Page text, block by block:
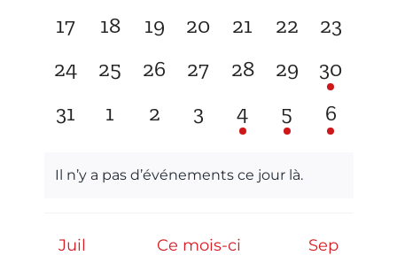
Kart Fun Trophy
Billetterie
Contact
0
17
0
18
0
19
0
20
0
21
0
22
0
23
0
24
0
25
0
26
0
27
0
évènement,
28
0
évènement,
29
1
30
0
31
0
1
0
évènement,
2
0
évènement,
3
1
évènement,
4
1
évènement,
5
1
6
Il n’y a pas d’événements ce jour là.
Juil Ce mois-ci Sep